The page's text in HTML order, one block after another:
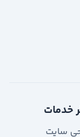
خدمات
سایت